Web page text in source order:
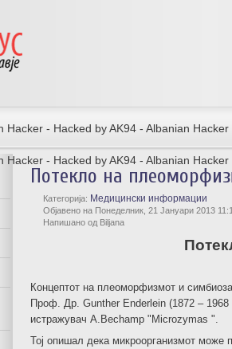
Hacker - Hacked by AK94 - Albanian Hacker
Hacker - Hacked by AK94 - Albanian Hacker
Потекло на
Категорија: Медицински информации
Објавено на Понеделник, 21 Јануари 2013
Напишано од Biljana
Концептот на плеоморфизмот и
Проф. Др. Gunther Enderlein (1872 – 1968
истражувач A.Bechamp "Microzymas ".
Тој опишал дека микроорганизмот